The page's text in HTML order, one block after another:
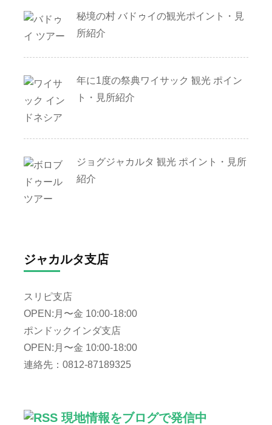
秘境の村 バドゥイの観光ポイント・見
所紹介
年に1度の祭典ワイサック 観光 ポイン
ト・見所紹介
ジョグジャカルタ 観光 ポイント・見所
紹介
ジャカルタ支店
スリピ支店
OPEN:月〜金 10:00-18:00
ポンドックインダ支店
OPEN:月〜金 10:00-18:00
連絡先：0812-87189325
現地情報をブログで発信中